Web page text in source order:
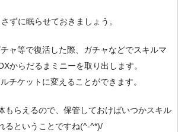
ずに眠らせておきましょう。
ャ等で復活した際、ガチャなどでスキルマ
からだるまミニーを取り出します。
チケットに変えることができます。
もらえるので、保管しておけばいつかスキル
るということですね(^-^*)/